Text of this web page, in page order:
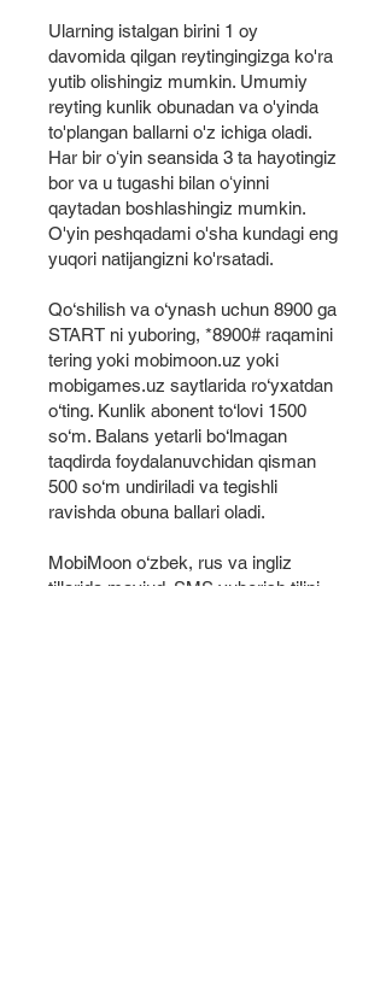
Ularning istalgan birini 1 oy
davomida qilgan reytingingizga ko'ra
yutib olishingiz mumkin. Umumiy
reyting kunlik obunadan va o'yinda
to'plangan ballarni o'z ichiga oladi.
Har bir oʻyin seansida 3 ta hayotingiz
bor va u tugashi bilan oʻyinni
qaytadan boshlashingiz mumkin.
O'yin peshqadami o'sha kundagi eng
yuqori natijangizni ko'rsatadi.
Qo‘shilish va o‘ynash uchun 8900 ga
START ni yuboring, *8900# raqamini
tering yoki mobimoon.uz yoki
mobigames.uz saytlarida ro‘yxatdan
o‘ting. Kunlik abonent to‘lovi 1500
so‘m. Balans yetarli bo‘lmagan
taqdirda foydalanuvchidan qisman
500 so‘m undiriladi va tegishli
ravishda obuna ballari oladi.
MobiMoon o‘zbek, rus va ingliz
tillarida mavjud. SMS yuborish tilini